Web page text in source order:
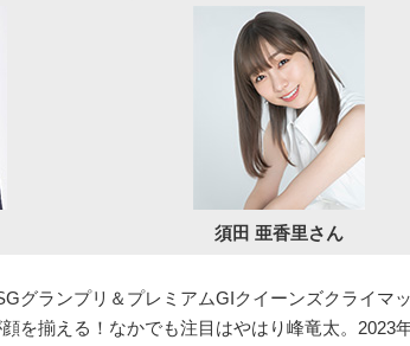
須田 亜香里さん
グランプリ＆プレミアムGIクイーンズクライマ
を揃える！なかでも注目はやはり峰竜太。2023